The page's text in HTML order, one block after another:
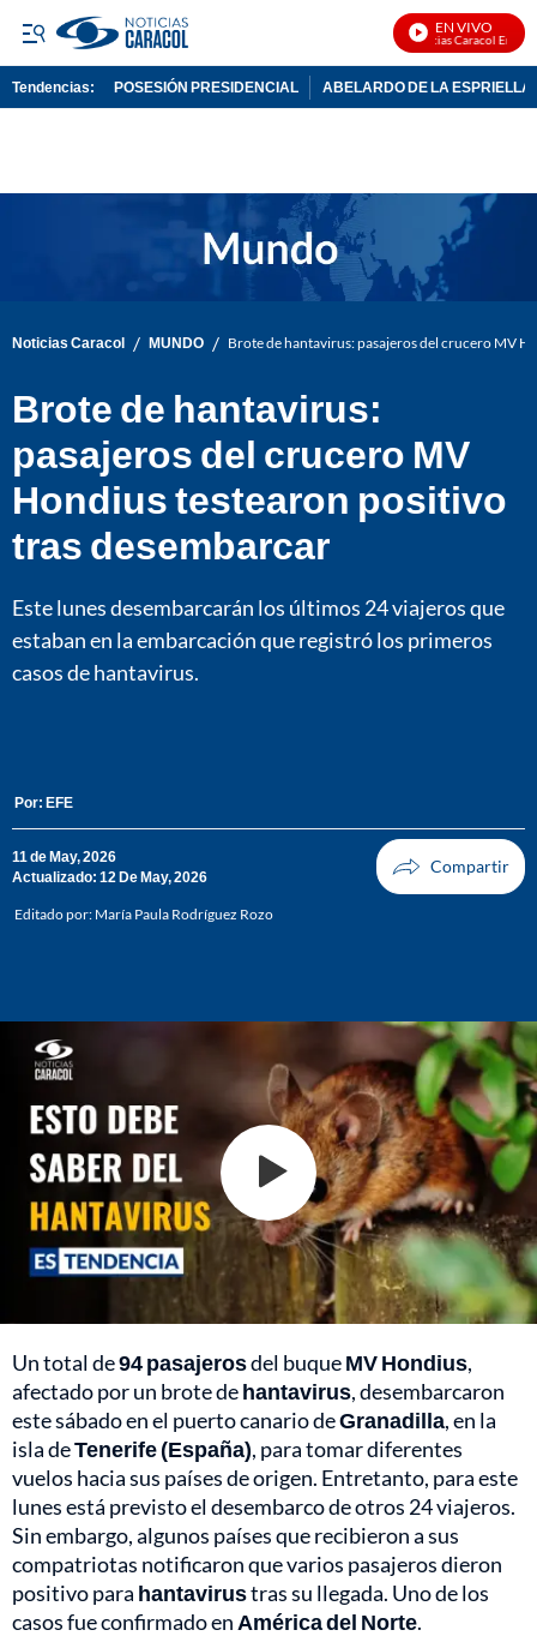
EN VIVO
Noticias Caracol En Vivo
Tendencias: POSESIÓN PRESIDENCIAL ABELARDO DE LA ESPRIELLA
Noticias Caracol / MUNDO / Brote de hantavirus: pasajeros del crucero MV
Brote de hantavirus:
pasajeros del crucero MV
Hondius testearon positivo
tras desembarcar
Este lunes desembarcarán los últimos 24 viajeros que
estaban en la embarcación que registró los primeros
casos de hantavirus.
Por: EFE
11 de May, 2026
Actualizado: 12 De May, 2026
Editado por: María Paula Rodríguez Rozo
Un total de94 pasajerosdel buqueMV Hondius,
afectado por un brote dehantavirus, desembarcaron
este sábado en el puerto canario deGranadilla, en la
isla deTenerife (España), para tomar diferentes
vuelos hacia sus países de origen. Entretanto, para este
lunes está previsto el desembarco de otros 24 viajeros.
Sin embargo, algunos países que recibieron a sus
compatriotas notificaron que varios pasajeros dieron
positivo para hantavirustras su llegada. Uno de los
casos fue confirmado en América del Norte.